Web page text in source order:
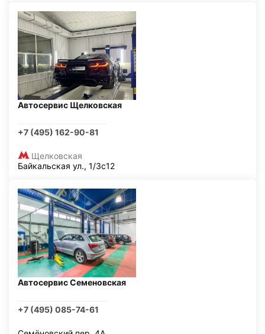
Автосервис Щелковская
+7 (495) 162-90-81
Щелковская
Байкальская ул., 1/3с12
Автосервис Семеновская
+7 (495) 085-74-61